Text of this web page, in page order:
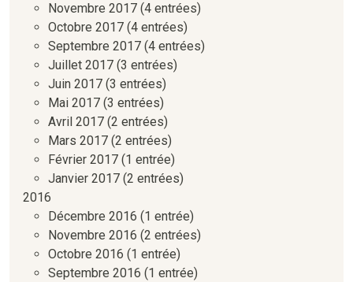
Novembre 2017 (4 entrées)
Octobre 2017 (4 entrées)
Septembre 2017 (4 entrées)
Juillet 2017 (3 entrées)
Juin 2017 (3 entrées)
Mai 2017 (3 entrées)
Avril 2017 (2 entrées)
Mars 2017 (2 entrées)
Février 2017 (1 entrée)
Janvier 2017 (2 entrées)
2016
Décembre 2016 (1 entrée)
Novembre 2016 (2 entrées)
Octobre 2016 (1 entrée)
Septembre 2016 (1 entrée)